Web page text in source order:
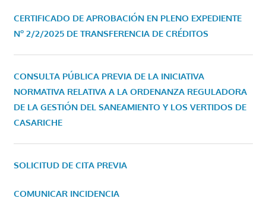
CERTIFICADO DE APROBACIÓN EN PLENO EXPEDIENTE
Nº 2/2/2025 DE TRANSFERENCIA DE CRÉDITOS
CONSULTA PÚBLICA PREVIA DE LA INICIATIVA
NORMATIVA RELATIVA A LA ORDENANZA REGULADORA
DE LA GESTIÓN DEL SANEAMIENTO Y LOS VERTIDOS DE
CASARICHE
SOLICITUD DE CITA PREVIA
COMUNICAR INCIDENCIA